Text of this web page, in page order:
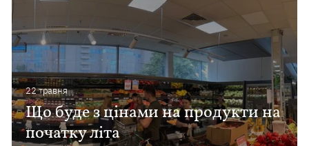
22 травня
Що буде з цінами на продукти на
початку літа